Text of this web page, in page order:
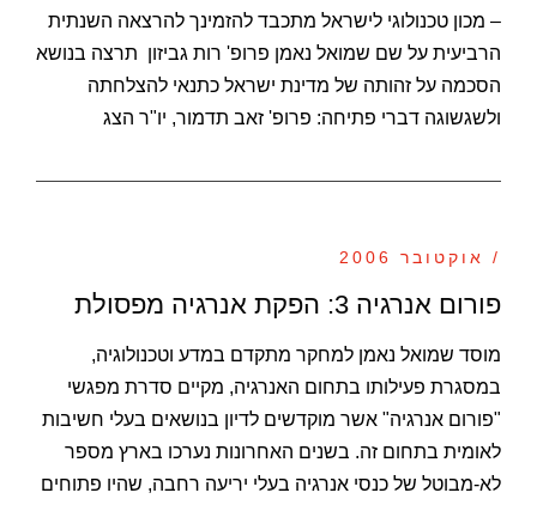
– מכון טכנולוגי לישראל מתכבד להזמינך להרצאה השנתית
הרביעית על שם שמואל נאמן פרופ' רות גביזון תרצה בנושא
הסכמה על זהותה של מדינת ישראל כתנאי להצלחתה
ולשגשוגה דברי פתיחה: פרופ' זאב תדמור, יו"ר הצג
/ אוקטובר 2006
פורום אנרגיה 3: הפקת אנרגיה מפסולת
מוסד שמואל נאמן למחקר מתקדם במדע וטכנולוגיה,
במסגרת פעילותו בתחום האנרגיה, מקיים סדרת מפגשי
"פורום אנרגיה" אשר מוקדשים לדיון בנושאים בעלי חשיבות
לאומית בתחום זה. בשנים האחרונות נערכו בארץ מספר
לא-מבוטל של כנסי אנרגיה בעלי יריעה רחבה, שהיו פתוחים